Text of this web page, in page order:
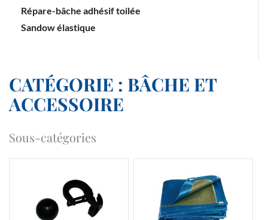
Répare-bâche adhésif toilée
Sandow élastique
CATÉGORIE : BÂCHE ET
ACCESSOIRE
Sous-catégories